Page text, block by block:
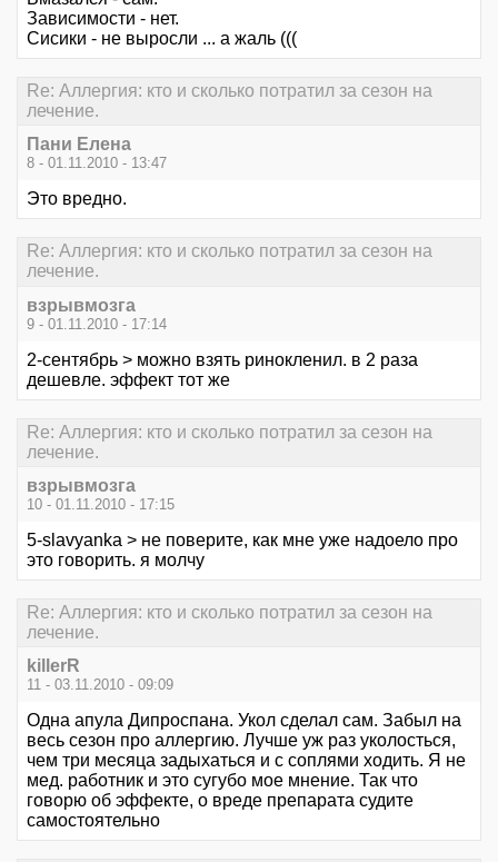
Зависимости - нет.
Сисики - не выросли ... а жаль (((
Re: Аллергия: кто и сколько потратил за сезон на
лечение.
Пани Елена
8 - 01.11.2010 - 13:47
Это вредно.
Re: Аллергия: кто и сколько потратил за сезон на
лечение.
взрывмозга
9 - 01.11.2010 - 17:14
2-сентябрь > можно взять ринокленил. в 2 раза
дешевле. эффект тот же
Re: Аллергия: кто и сколько потратил за сезон на
лечение.
взрывмозга
10 - 01.11.2010 - 17:15
5-slavyanka > не поверите, как мне уже надоело про
это говорить. я молчу
Re: Аллергия: кто и сколько потратил за сезон на
лечение.
killerR
11 - 03.11.2010 - 09:09
Одна апула Дипроспана. Укол сделал сам. Забыл на
весь сезон про аллергию. Лучше уж раз уколосться,
чем три месяца задыхаться и с соплями ходить. Я не
мед. работник и это сугубо мое мнение. Так что
говорю об эффекте, о вреде препарата судите
самостоятельно